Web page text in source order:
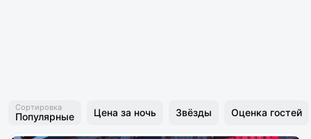
Сортировка
Популярные Цена за ночь Звёзды Оценка гостей